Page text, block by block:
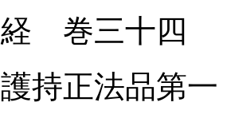
巻三十四
持正法品第